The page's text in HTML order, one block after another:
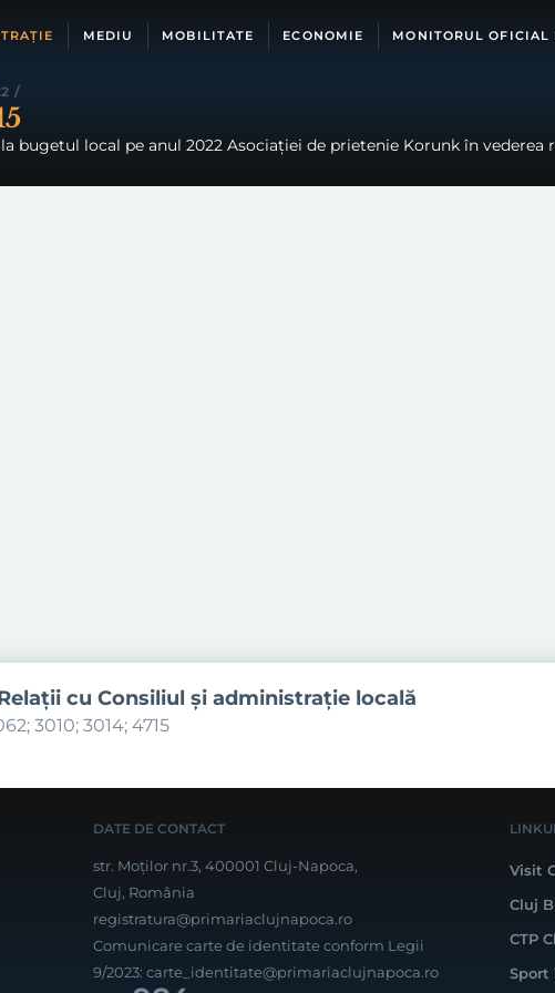
MEDIU MOBILITATE ECONOMIE MONITORUL OFICIAL
/
bugetul local pe anul 2022 Asociației de prietenie Korunk în vederea
cu Consiliul şi administraţie locală
3010; 3014; 4715
DATE DE CONTACT
str. Moților nr.3, 400001 Cluj-Napoca,
Cluj, România
registratura@primariaclujnapoca.ro
Comunicare carte de identitate conform Legii
9/2023: carte_identitate@primariaclujnapoca.ro
Visit
Cluj
CTP
Sport